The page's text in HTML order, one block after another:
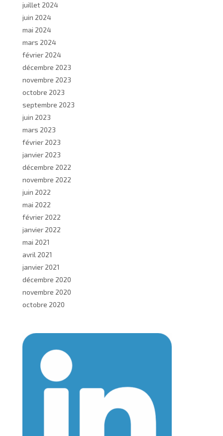
juillet 2024
juin 2024
mai 2024
mars 2024
février 2024
décembre 2023
novembre 2023
octobre 2023
septembre 2023
juin 2023
mars 2023
février 2023
janvier 2023
décembre 2022
novembre 2022
juin 2022
mai 2022
février 2022
janvier 2022
mai 2021
avril 2021
janvier 2021
décembre 2020
novembre 2020
octobre 2020